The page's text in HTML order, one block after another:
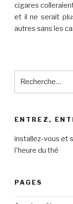
cigares
et il ne serait
autres sans les
ENTREZ,
installez-vous et
l'heure du thé
PAGES